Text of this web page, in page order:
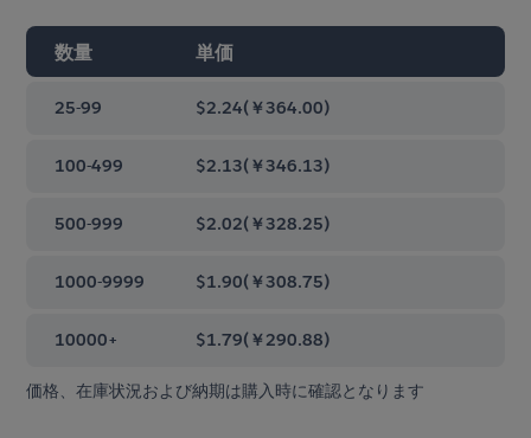
数量 単価
25-99 $2.24(￥364.00)
100-499 $2.13(￥346.13)
500-999 $2.02(￥328.25)
1000-9999 $1.90(￥308.75)
10000+ $1.79(￥290.88)
価格、在庫状況および納期は購入時に確認となります